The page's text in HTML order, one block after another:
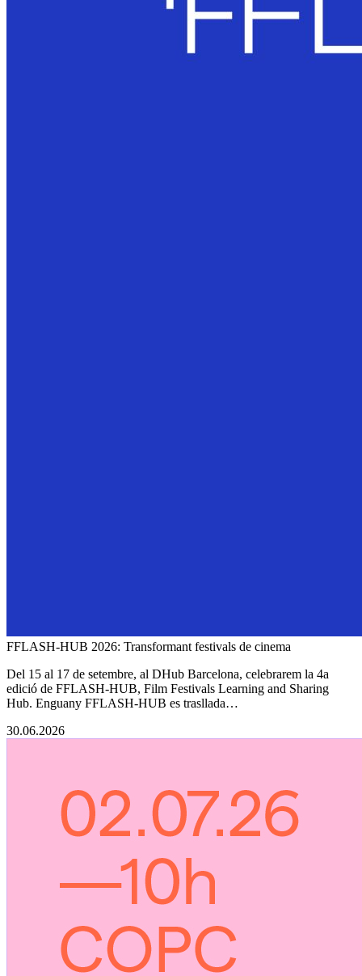
FFLASH-HUB 2026: Transformant festivals de cinema
Del 15 al 17 de setembre, al DHub Barcelona, celebrarem la 4a
edició de FFLASH-HUB, Film Festivals Learning and Sharing
Hub. Enguany FFLASH-HUB es trasllada…
30.06.2026